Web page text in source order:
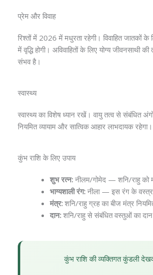
प्रेम और विवाह
रिश्तों में 2026 में मधुरता रहेगी। विवाहित जातकों के
में वृद्धि होगी। अविवाहितों के लिए योग्य जीवनसाथी
संभव है।
स्वास्थ्य
स्वास्थ्य का विशेष ध्यान रखें। वायु तत्व से संबंधित
नियमित व्यायाम और सात्विक आहार लाभदायक रहेगा।
कुंभ राशि के लिए उपाय
शुभ रत्न: नीलम/गोमेद — शनि/राहु को
भाग्यशाली रंग: नीला — इस रंग के
मंत्र: शनि/राहु ग्रह का बीज मंत्र
दान: शनि/राहु से संबंधित वस्तुओं का
कुंभ राशि की व्यक्तिगत कुंडली